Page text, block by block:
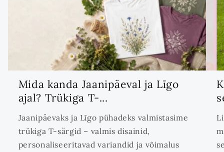
Mida kanda Jaanipäeval ja Līgo
ajal? Trükiga T-...
Jaanipäevaks ja Līgo pühadeks valmistasime
trükiga T-särgid – valmis disainid,
personaliseeritavad variandid ja võimalus